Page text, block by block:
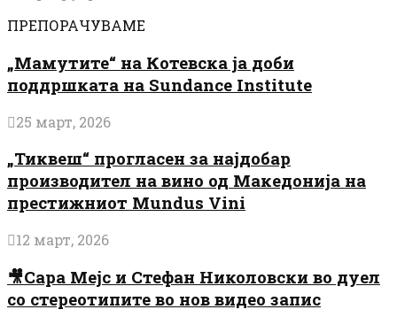
ПРЕПОРАЧУВАМЕ
„Мамутите“ на Котевска ја доби
поддршката на Sundance Institute
25 март, 2026
„Тиквеш“ прогласен за најдобар
производител на вино од Македонија на
престижниот Mundus Vini
12 март, 2026
🎥Сара Мејс и Стефан Николовски во дуел
со стереотипите во нов видео запис